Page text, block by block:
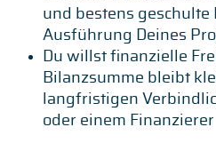
und bestens geschulte
Ausführung Deines
Du willst finanzielle
Bilanzsumme bleibt
langfristigen
oder einem Finanzierer